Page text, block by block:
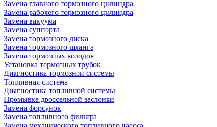
Замена главного тормозного цилиндра
Замена рабочего тормозного цилиндра
Замена вакуума
Замена суппорта
Замена тормозного диска
Замена тормозного шланга
Замена тормозных колодок
Установка тормозных трубок
Диагностика тормозной системы
Топливная система
Диагностика топливной системы
Промывка дроссельной заслонки
Замена форсунок
Замена топливного фильтра
Замена механического топливного насоса